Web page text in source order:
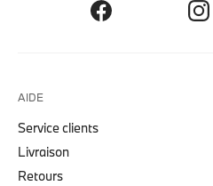
AIDE
Service clients
Livraison
Retours